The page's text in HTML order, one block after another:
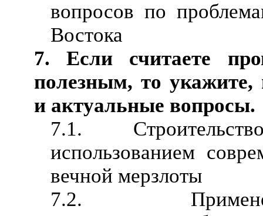
вопросов по
Востока
7. Если считаете
полезным, то укажите,
и актуальные вопросы.
7.1. Строительство
использованием
вечной мерзлоты
7.2. Применение